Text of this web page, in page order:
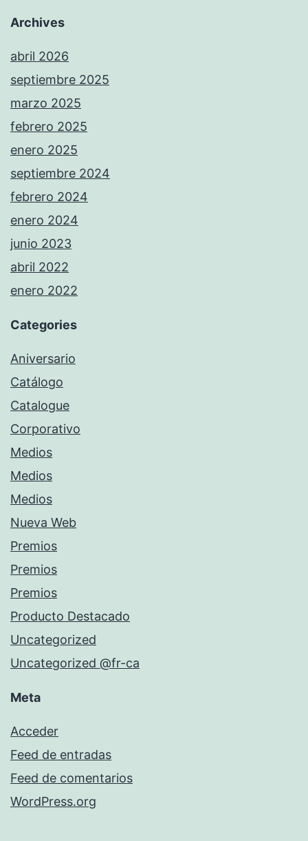
Archives
abril 2026
septiembre 2025
marzo 2025
febrero 2025
enero 2025
septiembre 2024
febrero 2024
enero 2024
junio 2023
abril 2022
enero 2022
Categories
Aniversario
Catálogo
Catalogue
Corporativo
Medios
Medios
Medios
Nueva Web
Premios
Premios
Premios
Producto Destacado
Uncategorized
Uncategorized @fr-ca
Meta
Acceder
Feed de entradas
Feed de comentarios
WordPress.org